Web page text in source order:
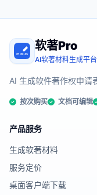
软著Pro
AI软著材料生成平台
AI 生成软件著作权申请
按次购买 文档可编辑
产品服务
生成软著材料
服务定价
桌面客户端下载